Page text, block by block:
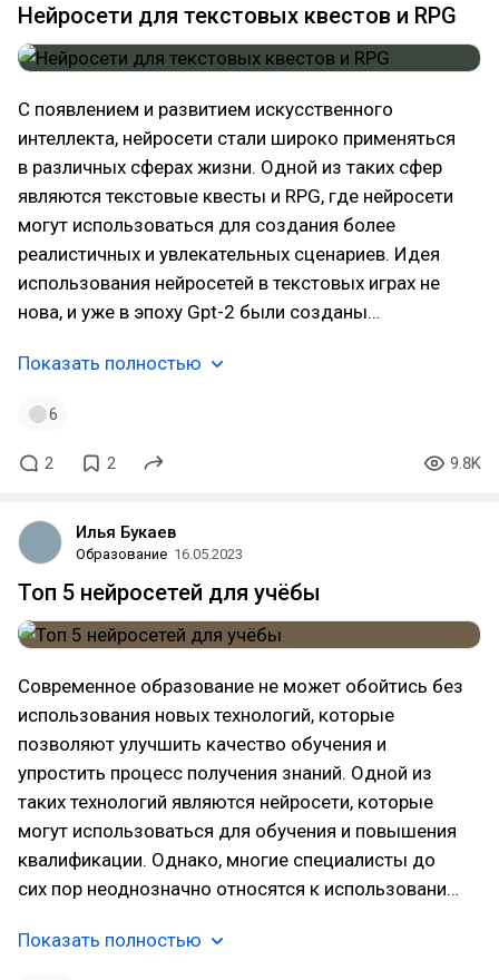
Нейросети для текстовых квестов и RPG
С появлением и развитием искусственного
интеллекта, нейросети стали широко применяться
в различных сферах жизни. Одной из таких сфер
являются текстовые квесты и RPG, где нейросети
могут использоваться для создания более
реалистичных и увлекательных сценариев. Идея
использования нейросетей в текстовых играх не
нова, и уже в эпоху Gpt-2 были созданы…
Показать полностью
6
2 2 9.8K
Илья Букаев
Образование 16.05.2023
Топ 5 нейросетей для учёбы
Современное образование не может обойтись без
использования новых технологий, которые
позволяют улучшить качество обучения и
упростить процесс получения знаний. Одной из
таких технологий являются нейросети, которые
могут использоваться для обучения и повышения
квалификации. Однако, многие специалисты до
сих пор неоднозначно относятся к использовани…
Показать полностью